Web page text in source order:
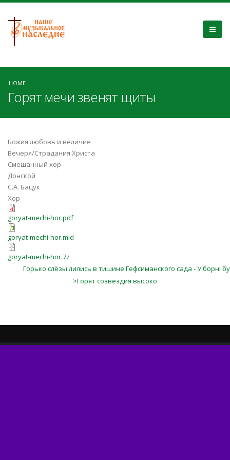
HOME
Горят мечи звенят щиты
Божия любовь и величие
Вечеря/Страдания Христа
Смешанный хор
Донской
С.А. Бацук
Хор
goryat-mechi-hor.pdf
goryat-mechi-hor.mid
goryat-mechi-hor.7z
Горько слёзы лились в тишине Гефсиманского сада - У борні
>Горят созвездия высоко